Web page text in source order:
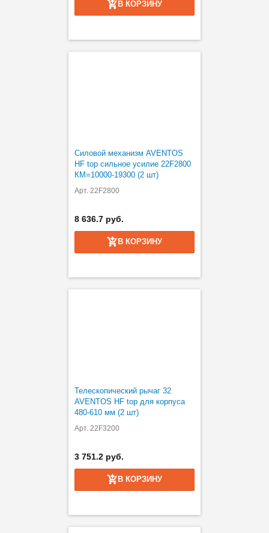
В КОРЗИНУ
Силовой механизм AVENTOS
HF top сильное усилие 22F2800
КМ=10000-19300 (2 шт)
Арт. 22F2800
8 636.7 руб.
В КОРЗИНУ
Телескопический рычаг 32
AVENTOS HF top для корпуса
480-610 мм (2 шт)
Арт. 22F3200
3 751.2 руб.
В КОРЗИНУ